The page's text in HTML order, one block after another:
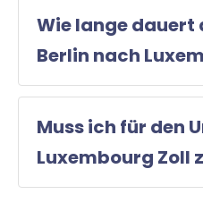
Wie lange dauert
Berlin nach
Muss ich für den
Luxembourg Zoll